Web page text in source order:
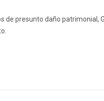
de presunto daño patrimonial,